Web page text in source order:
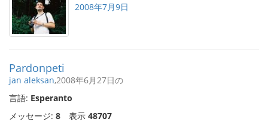
2008年7月9日
Pardonpeti
jan aleksan,2008年6月27日の
言語: Esperanto
メッセージ: 8 表示 48707